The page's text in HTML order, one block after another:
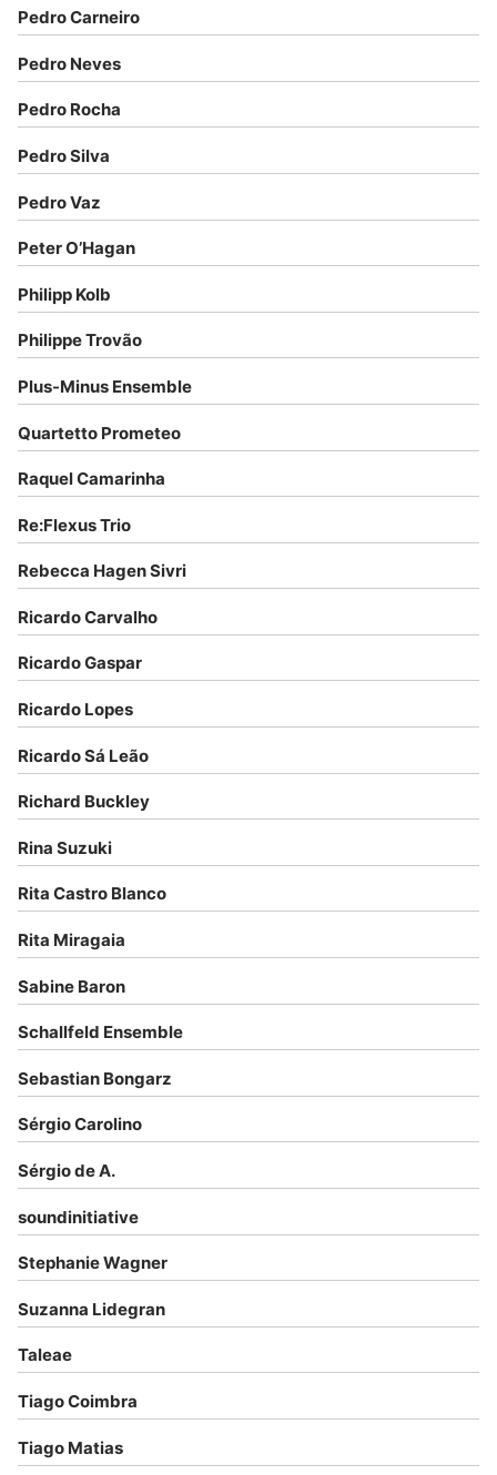
Pedro Carneiro
Pedro Neves
Pedro Rocha
Pedro Silva
Pedro Vaz
Peter O’Hagan
Philipp Kolb
Philippe Trovão
Plus-Minus Ensemble
Quartetto Prometeo
Raquel Camarinha
Re:Flexus Trio
Rebecca Hagen Sivri
Ricardo Carvalho
Ricardo Gaspar
Ricardo Lopes
Ricardo Sá Leão
Richard Buckley
Rina Suzuki
Rita Castro Blanco
Rita Miragaia
Sabine Baron
Schallfeld Ensemble
Sebastian Bongarz
Sérgio Carolino
Sérgio de A.
soundinitiative
Stephanie Wagner
Suzanna Lidegran
Taleae
Tiago Coimbra
Tiago Matias